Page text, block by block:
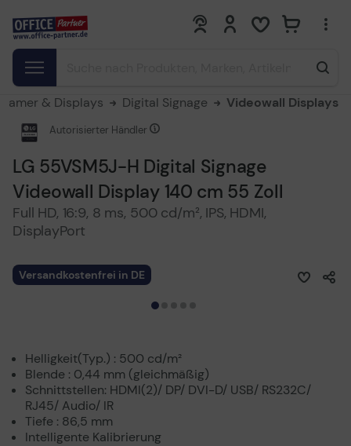
0 0
& Displays Digital Signage Videowall Displays
LG 55VSM5J-H Digital Signage
Videowall Display 140 cm 55 Zoll
Full HD, 16:9, 8 ms, 500 cd/m², IPS, HDMI,
DisplayPort
Autorisierter Händler
Versandkostenfrei in DE
Helligkeit(Typ.) : 500 cd/m²
Blende : 0,44 mm (gleichmäßig)
Schnittstellen: HDMI(2)/ DP/ DVI-D/ USB/ RS232C/
RJ45/ Audio/ IR
Tiefe : 86,5 mm
Intelligente Kalibrierung